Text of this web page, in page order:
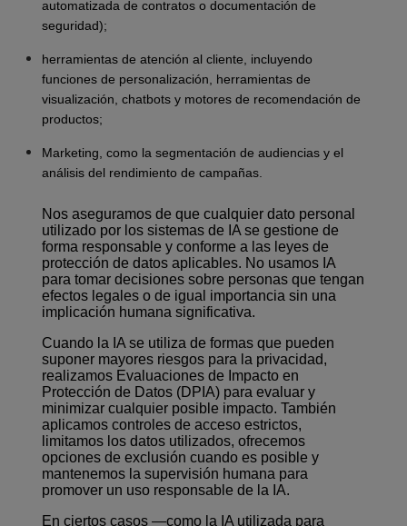
automatizada de contratos o documentación de
seguridad);
herramientas de atención al cliente, incluyendo
funciones de personalización, herramientas de
visualización, chatbots y motores de recomendación de
productos;
Marketing, como la segmentación de audiencias y el
análisis del rendimiento de campañas.
Nos aseguramos de que cualquier dato personal
utilizado por los sistemas de IA se gestione de
forma responsable y conforme a las leyes de
protección de datos aplicables. No usamos IA
para tomar decisiones sobre personas que tengan
efectos legales o de igual importancia sin una
implicación humana significativa.
Cuando la IA se utiliza de formas que pueden
suponer mayores riesgos para la privacidad,
realizamos Evaluaciones de Impacto en
Protección de Datos (DPIA) para evaluar y
minimizar cualquier posible impacto. También
aplicamos controles de acceso estrictos,
limitamos los datos utilizados, ofrecemos
opciones de exclusión cuando es posible y
mantenemos la supervisión humana para
promover un uso responsable de la IA.
En ciertos casos —como la IA utilizada para